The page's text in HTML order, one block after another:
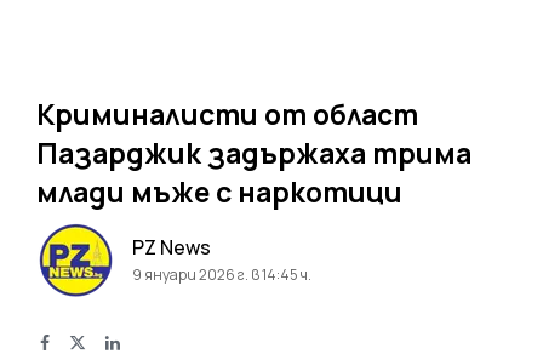
Криминалисти от област
Пазарджик задържаха трима
млади мъже с наркотици
PZ News
9 януари 2026 г. в 14:45 ч.